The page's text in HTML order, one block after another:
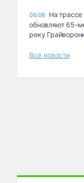
06.08 На трассе
обновляют 65-
реку
Все новости